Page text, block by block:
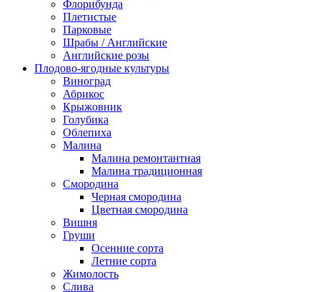
Флорибунда
Плетистые
Парковые
Шрабы / Английские
Английские розы
Плодово-ягодные культуры
Виноград
Абрикос
Крыжовник
Голубика
Облепиха
Малина
Малина ремонтантная
Малина традиционная
Смородина
Черная смородина
Цветная смородина
Вишня
Груши
Осенние сорта
Летние сорта
Жимолость
Слива